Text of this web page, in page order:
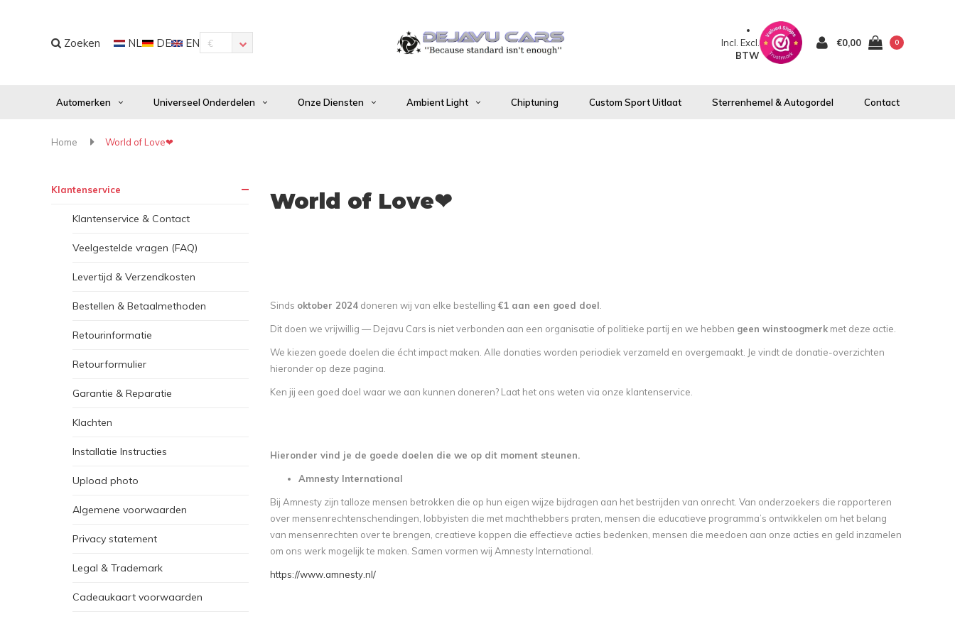
Zoeken NL DE EN € Incl. Excl.
BTW
€0,00 0
Automerken Universeel Onderdelen Onze Diensten Ambient Light Chiptuning Custom Sport Uitlaat Sterrenhemel & Autogordel Contact
Home World of Love❤
Klantenservice
Klantenservice & Contact
Veelgestelde vragen (FAQ)
Levertijd & Verzendkosten
Bestellen & Betaalmethoden
Retourinformatie
Retourformulier
Garantie & Reparatie
Klachten
Installatie Instructies
Upload photo
Algemene voorwaarden
Privacy statement
Legal & Trademark
Cadeaukaart voorwaarden
World of Love❤
Sinds oktober 2024doneren wij van elke bestelling €1 aan een goed doel
Dit doen we vrijwillig — Dejavu Cars is niet verbonden aan een organisatie of politieke partij en we hebben geen winstoogmerkmet deze actie.
We kiezen goede doelen die écht impact maken. Alle donaties worden periodiek verzameld en overgemaakt. Je vindt de donatie-overzichten
hieronder op deze pagina.
Ken jij een goed doel waar we aan kunnen doneren? Laat het ons weten via onze klantenservice.
Hieronder vind je de goede doelen die we op dit moment steunen.
Amnesty International
Bij Amnesty zijn talloze mensen betrokken die op hun eigen wijze bijdragen aan het bestrijden van onrecht. Van onderzoekers die rapporteren
over mensenrechtenschendingen, lobbyisten die met machthebbers praten, mensen die educatieve programma’s ontwikkelen om het belang
van mensenrechten over te brengen, creatieve koppen die effectieve acties bedenken, mensen die meedoen aan onze acties en geld inzamelen
om ons werk mogelijk te maken. Samen vormen wij Amnesty International.
https://www.amnesty.nl/